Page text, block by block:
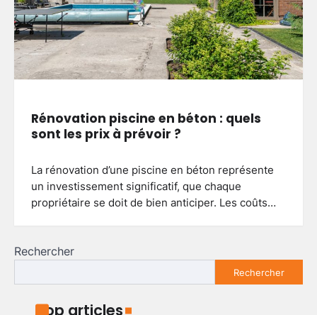
Rénovation piscine en béton : quels
sont les prix à prévoir ?
La rénovation d’une piscine en béton représente
un investissement significatif, que chaque
propriétaire se doit de bien anticiper. Les coûts…
Rechercher
Rechercher
Top articles
4
Aménager un balcon fleuri :
astuces pour réussir votre espace
extérieur
Brenda 5 mai 2026
budget serré et qualité durable
Brenda 4 mai 2026
Aménager un petit jardin autour
d’une piscine hors sol : conseils
pratiques et idées simples
Astuces ingénieuses pour exploiter
chaque centimètre de votre petit
jardin